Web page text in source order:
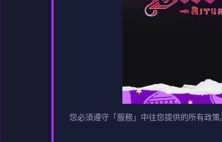
您必須遵守「服務」中往您提供的所有政策